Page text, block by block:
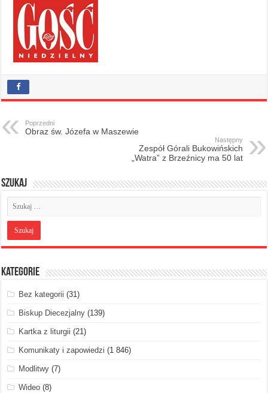
Poprzedni
Obraz św. Józefa w Maszewie
Następny
Zespół Górali Bukowińskich
„Watra” z Brzeźnicy ma 50 lat
Szukaj
Kategorie
Bez kategorii (31)
Biskup Diecezjalny (139)
Kartka z liturgii (21)
Komunikaty i zapowiedzi (1 846)
Modlitwy (7)
Wideo (8)